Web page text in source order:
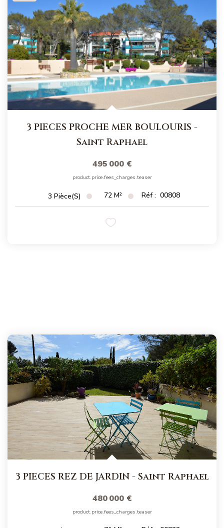
3 PIECES PROCHE MER BOULOURIS -
Saint Raphael
495 000 €
product.price.fees_charges.teaser
3 Pièce(s) 72 M² Réf : 00808
3 PIECES REZ DE JARDIN - Saint Raphael
480 000 €
product.price.fees_charges.teaser